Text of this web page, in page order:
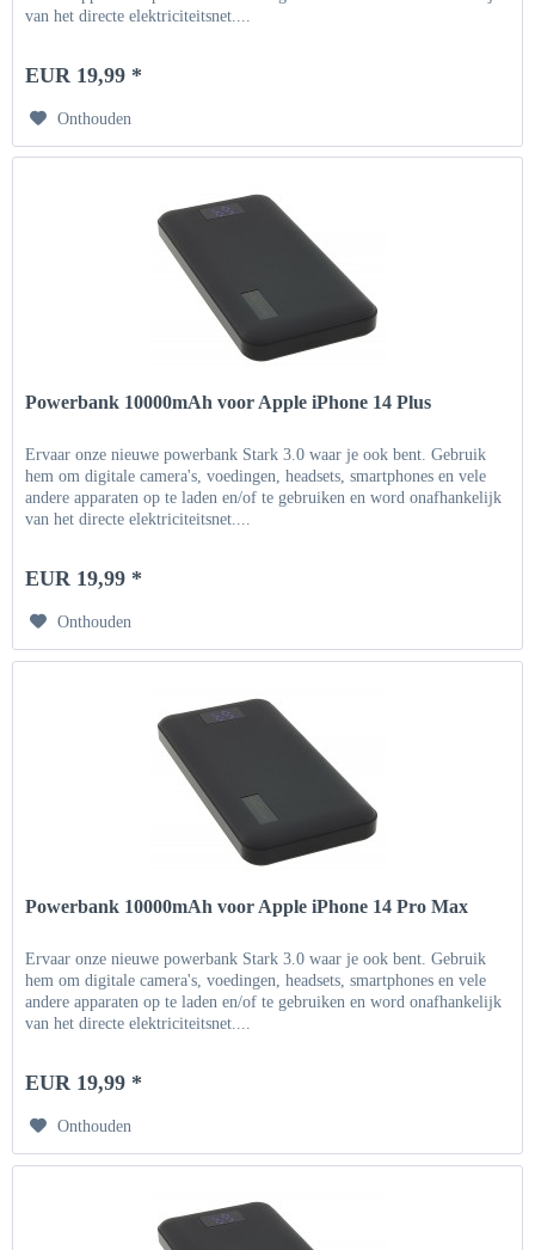
van het directe elektriciteitsnet....
EUR 19,99 *
Onthouden
Powerbank 10000mAh voor Apple iPhone 14 Plus
Ervaar onze nieuwe powerbank Stark 3.0 waar je ook bent. Gebruik
hem om digitale camera's, voedingen, headsets, smartphones en vele
andere apparaten op te laden en/of te gebruiken en word onafhankelijk
van het directe elektriciteitsnet....
EUR 19,99 *
Onthouden
Powerbank 10000mAh voor Apple iPhone 14 Pro Max
Ervaar onze nieuwe powerbank Stark 3.0 waar je ook bent. Gebruik
hem om digitale camera's, voedingen, headsets, smartphones en vele
andere apparaten op te laden en/of te gebruiken en word onafhankelijk
van het directe elektriciteitsnet....
EUR 19,99 *
Onthouden